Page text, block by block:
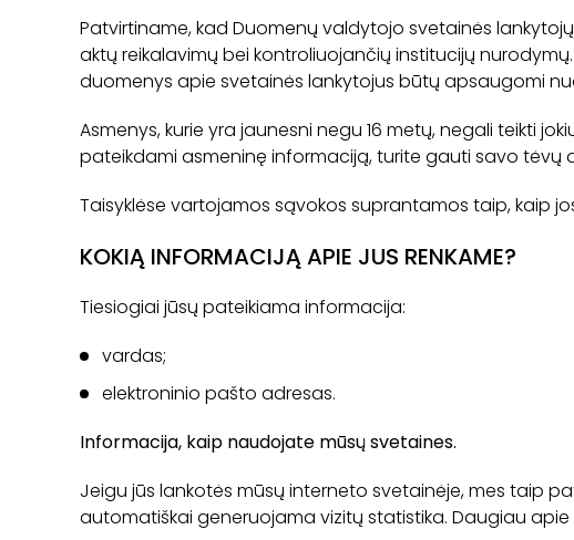
Patvirtiname, kad Duomenų valdytojo svetainės
aktų reikalavimų bei kontroliuojančių institucijų
duomenys apie svetainės lankytojus būtų apsaugomi
Asmenys, kurie yra jaunesni negu 16 metų, negali teikti
pateikdami asmeninę informaciją, turite gauti savo tėvų
Taisyklėse vartojamos sąvokos suprantamos taip, kaip
KOKIĄ INFORMACIJĄ APIE JUS RENKAME?
Tiesiogiai jūsų pateikiama informacija:
vardas;
elektroninio pašto adresas.
Informacija, kaip naudojate mūsų svetaines.
Jeigu jūs lankotės mūsų interneto svetainėje, mes taip
automatiškai generuojama vizitų statistika. Daugiau apie